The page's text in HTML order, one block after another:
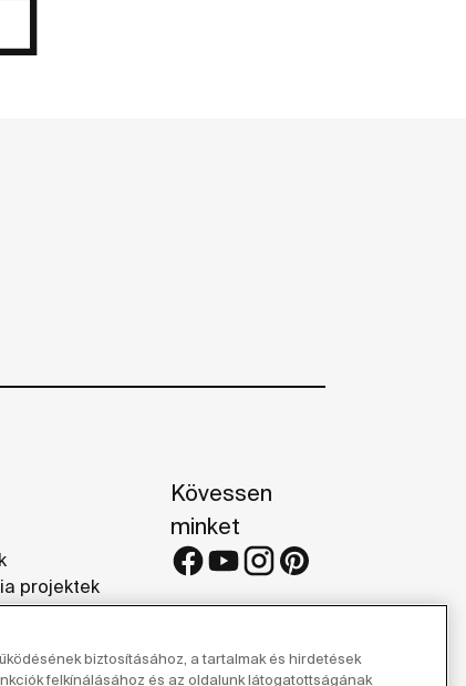
projektek
Kövessen
minket
biztosításához, a tartalmak és hirdetések
felkínálásához és az oldalunk látogatottságának